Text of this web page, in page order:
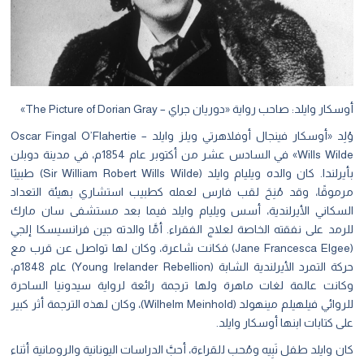
أوسكار وايلد: صاحب رواية «دوريان جراي – The Picture of Dorian Gray»
وُلِد «أوسكار فينجال أوفلاهرتي ويلز وايلد – Oscar Fingal O’Flahertie
Wills Wilde» في السادس عشر من أكتوبر عام 1854م، في مدينة دوبلن
بأيرلندا. كان والده ويليام وايلد (Sir William Robert Wills Wilde) طبيبًا
مرموقًا، وقد مُنِحَ لقب فارس لعمله كطبيب استشاري بهيئة التعداد
السكاني الأيرلندية، أسس ويليام وايلد فيما بعد مستشفى سان مارك
للرمد على نفقته الخاصة لعلاج الفقراء. أمَّا والدته جين فرانسيسكا إلجي
(Jane Francesca Elgee) فكانت شاعرة، وكان لها تواصل عن قرب مع
حركة التمرد الأيرلندية الشابة (Young Irelander Rebellion) عام 1848م،
وكانت عالمة لغات ماهرة ولها ترجمة رائعة لرواية سيدونيا الساحرة
للروائي فيلهيلم مينهولد (Wilhelm Meinhold)، وكان لهذه الترجمة أثر كبير
على كتابات ابنها أوسكار وايلد.
كان وايلد طفل نَبِيه ومُحب للقراءة، أحبَّ الدراسات اليونانية والرومانية أثناء